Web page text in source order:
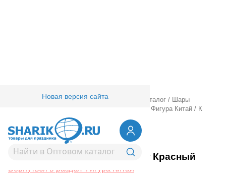
Новая версия сайта
Товары для праздника/ Оптовый каталог /
Шары
Фигура Китай / К
ФИГУРА Аттестат Красный
1207-6647К ФИГУРА Аттестат Красный
Вернуться в раздел Фигура Китай